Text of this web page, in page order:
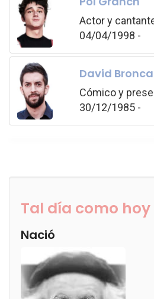
Actor y
04/04/1998 -
David
Cómico y
30/12/1985 -
Tal día como hoy
Nació